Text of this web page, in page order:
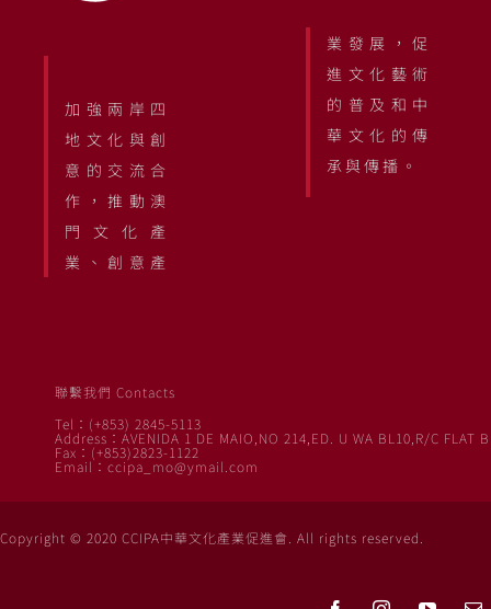
加強兩岸四
地文化與創
意的交流合
作，推動澳
門文化產
業、創意產
業發展，促
進文化藝術
的普及和中
華文化的傳
承與傳播。
聯繫我們 Contacts
Tel：(+853) 2845-5113
Address：AVENIDA 1 DE MAIO,NO 214,ED. U WA BL10,R/C FLAT B
Fax：(+853)2823-1122
Email：ccipa_mo@ymail.com
Copyright © 2020 CCIPA中華文化產業促進會. All rights reserved.